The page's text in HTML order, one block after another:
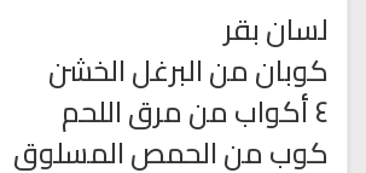
لسان بقر
كوبان من البرغل الخشن
٤ أكواب من مرق اللحم
كوب من الحمص المسلوق